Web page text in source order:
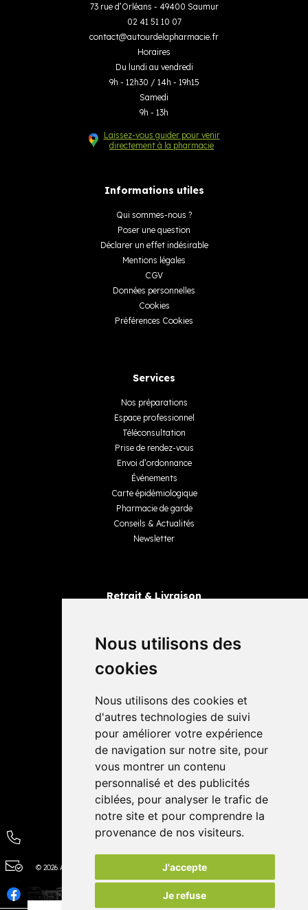
Nous utilisons des
cookies
Nous utilisons des cookies et
d'autres technologies de suivi
pour améliorer votre expérience
de navigation sur notre site, pour
vous montrer un contenu
personnalisé et des publicités
ciblées, pour analyser le trafic de
notre site et pour comprendre la
provenance de nos visiteurs.
J'accepte
Je refuse
73 rue d’Orléans - 49400 Saumur
02 41 51 10 07
contact@autourdelapharmacie.fr
Horaires
Du lundi au vendredi
9h - 12h30 / 14h - 19h15
Samedi
9h - 13h
Laissez-vous guider pour venir
directement à la pharmacie
Informations utiles
Qui sommes-nous ?
Poser une question
Déclarer un effet indésirable
Mentions légales
CGV
Données personnelles
Cookies
Préférences Cookies
Services
Nos préparations
Espace professionnel
Téléconsultation
Prise de rendez-vous
Envoi d’ordonnance
Événements
Carte épidémiologique
Pharmacie de garde
Conseils & Actualités
Newsletter
Retrait & Livraison
Livraisons
4,4 / 5 65 avis
© 2026 Autour de la Pharmacie Tous droits réservés